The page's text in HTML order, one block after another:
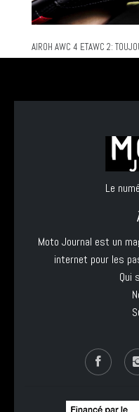
AIROH AWC 4 ETAWC 2:
Le
Moto Journal est un
internet pour les
Qui